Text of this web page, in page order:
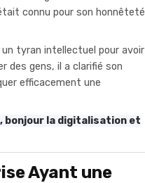
connu pour son honnêteté
tyran intellectuel pour avoir
des gens, il a clarifié son
efficacement une
bonjour la digitalisation et
Ayant une